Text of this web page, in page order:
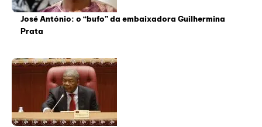
José António: o “bufo” da embaixadora Guilhermina
Prata